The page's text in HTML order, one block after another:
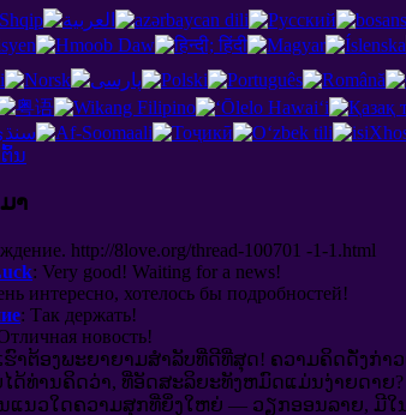
ນ
າ
. http://8love.org/thread-100701 -1-1.html
: Very good! Waiting for a news!
интересно, хотелось бы подробностей!
: Так держать!
новость!
ຮົາຕ້ອງພະຍາຍາມສໍາລັບທີ່ດີທີ່ສຸດ! ຄວາມຄິດດັ່ງກ່າ
ໄດ້ທ່ານຄິດວ່າ, ທີ່ອັດສະລິຍະທັງຫມົດແມ່ນງ່າຍດາຍ?
ນແນວໃດຄວາມສຸກທີ່ຍິ່ງໃຫຍ່ — ວຽກອອນລາຍ, ມີໃ